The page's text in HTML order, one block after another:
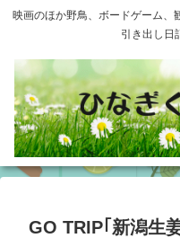
映画のほか野鳥、ボードゲーム、
引き出し日
GO TRIP｢新潟生